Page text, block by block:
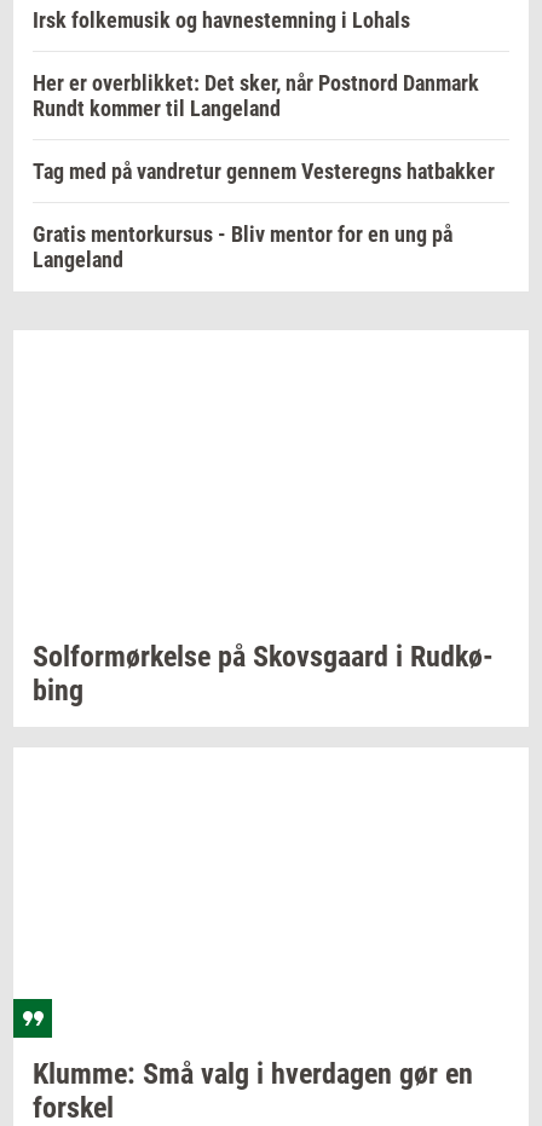
Irsk folkemusik og havnestemning i Lohals
Her er overblikket: Det sker, når Postnord Danmark
Rundt kommer til Langeland
Tag med på vandretur gennem Vesteregns hatbakker
Gratis mentorkursus - Bliv mentor for en ung på
Langeland
Sol­for­mør­kel­se på Sko­vs­gaard i Rud­kø­
bing
Klum­me: Små valg i hver­da­gen gør en
for­skel